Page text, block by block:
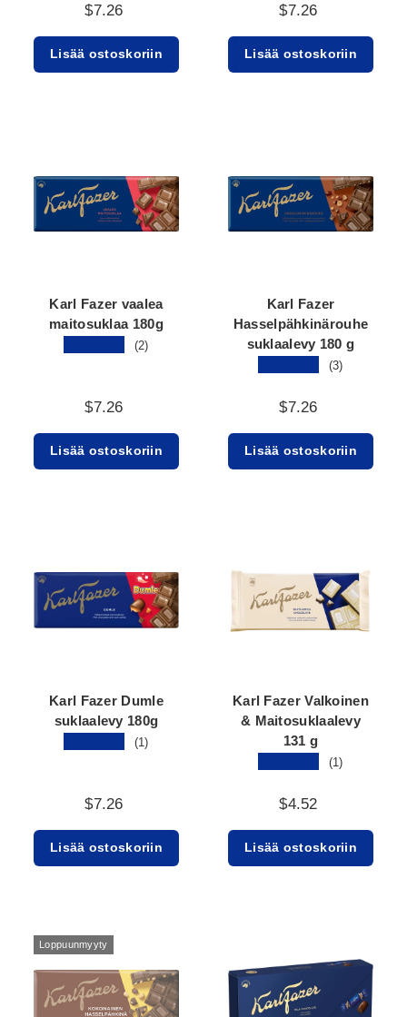
$7.26
Lisää ostoskoriin
$7.26
Lisää ostoskoriin
Karl Fazer vaalea
maitosuklaa 180g
(2)
$7.26
Lisää ostoskoriin
Karl Fazer
Hasselpähkinärouhe
suklaalevy 180 g
(3)
$7.26
Lisää ostoskoriin
Karl Fazer Dumle
suklaalevy 180g
(1)
$7.26
Lisää ostoskoriin
Karl Fazer Valkoinen
& Maitosuklaalevy
131 g
(1)
$4.52
Lisää ostoskoriin
Loppuunmyyty